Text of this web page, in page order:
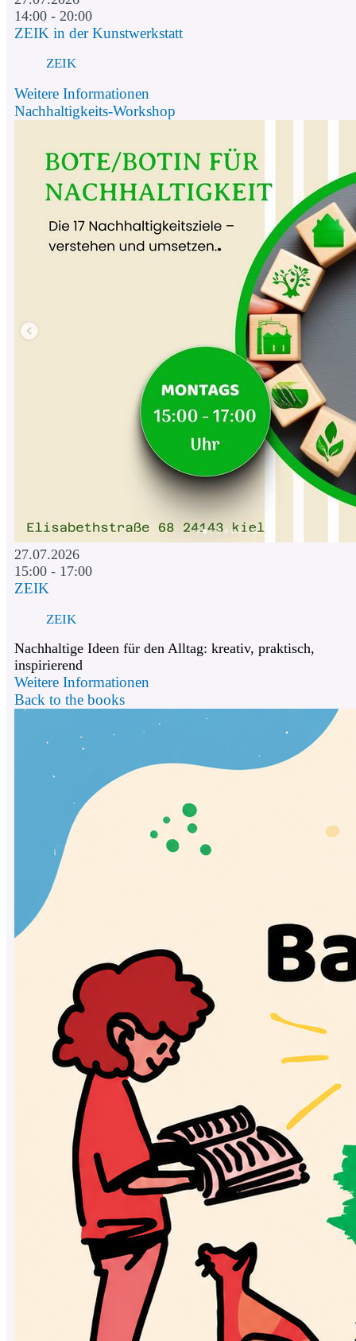
14:00 - 20:00
ZEIK in der Kunstwerkstatt
ZEIK
Weitere Informationen
Nachhaltigkeits-Workshop
27.07.2026
15:00 - 17:00
ZEIK
ZEIK
Nachhaltige Ideen für den Alltag: kreativ, praktisch,
inspirierend
Weitere Informationen
Back to the books